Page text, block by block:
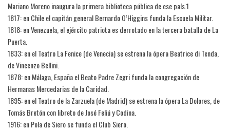
Mariano Moreno inaugura la primera biblioteca pública de ese país.1​
1817: en Chile el capitán general Bernardo O’Higgins funda la Escuela Militar.
1818: en Venezuela, el ejército patriota es derrotado en la tercera batalla de La
Puerta.
1833: en el Teatro La Fenice (de Venecia) se estrena la ópera Beatrice di Tenda,
de Vincenzo Bellini.
1878: en Málaga, España el Beato Padre Zegri funda la congregación de
Hermanas Mercedarias de la Caridad.
1895: en el Teatro de la Zarzuela (de Madrid) se estrena la ópera La Dolores, de
Tomás Bretón con libreto de José Feliú y Codina.
1916: en Pola de Siero se funda el Club Siero.